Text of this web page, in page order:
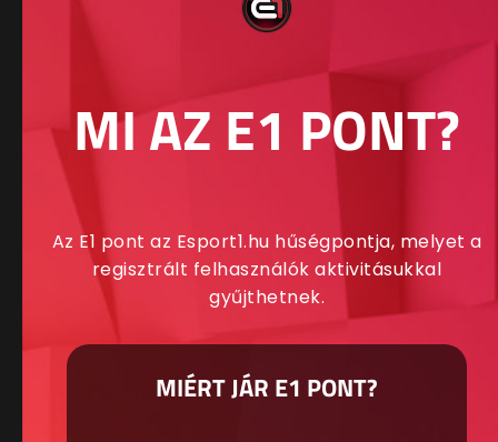
MI AZ E1 PONT?
Az E1 pont az Esport1.hu hűségpontja, melyet a
regisztrált felhasználók aktivitásukkal
gyűjthetnek.
MIÉRT JÁR E1 PONT?